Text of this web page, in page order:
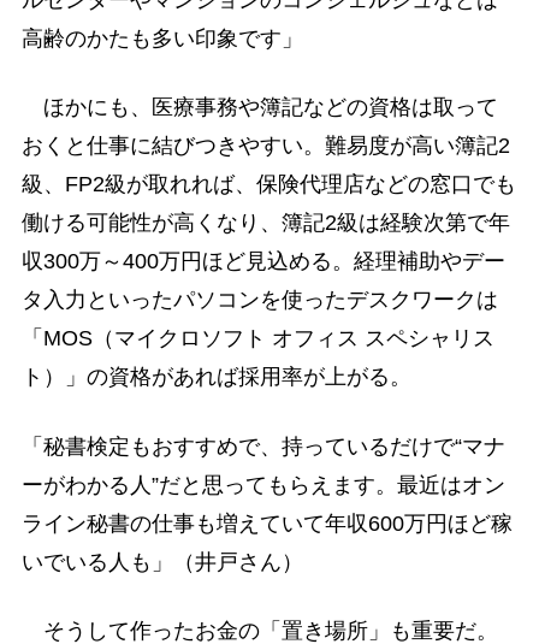
高齢のかたも多い印象です」
ほかにも、医療事務や簿記などの資格は取って
おくと仕事に結びつきやすい。難易度が高い簿記2
級、FP2級が取れれば、保険代理店などの窓口でも
働ける可能性が高くなり、簿記2級は経験次第で年
収300万～400万円ほど見込める。経理補助やデー
タ入力といったパソコンを使ったデスクワークは
「MOS（マイクロソフト オフィス スペシャリス
ト）」の資格があれば採用率が上がる。
「秘書検定もおすすめで、持っているだけで“マナ
ーがわかる人”だと思ってもらえます。最近はオン
ライン秘書の仕事も増えていて年収600万円ほど稼
いでいる人も」（井戸さん）
そうして作ったお金の「置き場所」も重要だ。